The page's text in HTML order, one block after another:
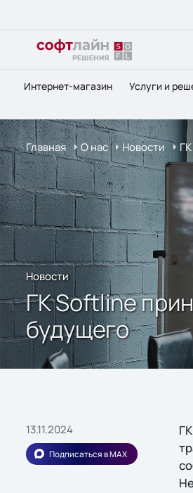
Интернет-магазин Услуги и
Главная О нас Новости
Новости
ГК Softline
будущего
13.11.2024
Подписаться в MAX